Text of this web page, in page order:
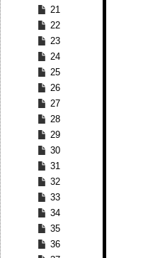
21
22
23
24
25
26
27
28
29
30
31
32
33
34
35
36